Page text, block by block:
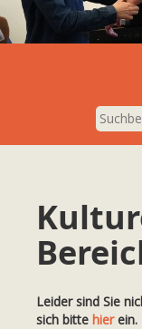
Leider sind Sie
sich bitte hierein.